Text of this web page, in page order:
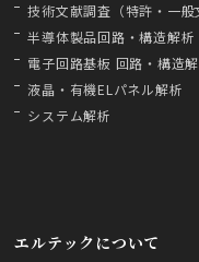
技術文献調査（特許・一般
半導体製品回路・構造解析
電子回路基板 回路・構造
液晶・有機ELパネル解析
システム解析
エルテックについて